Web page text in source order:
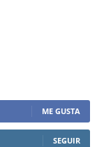
ME GUSTA
SEGUIR